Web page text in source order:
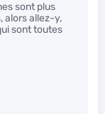
sont plus
alors allez-y,
sont toutes